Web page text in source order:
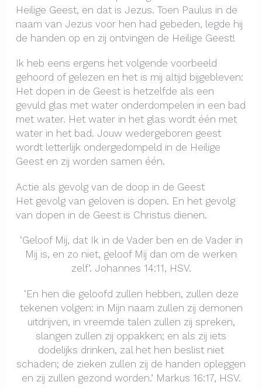
Heilige Geest, en dat is Jezus. Toen Paulus in de
naam van Jezus voor hen had gebeden, legde hij
de handen op en zij ontvingen de Heilige Geest!
Ik heb eens ergens het volgende voorbeeld
gehoord of gelezen en het is mij altijd bijgebleven:
Het dopen in de Geest is hetzelfde als een
gevuld glas met water onderdompelen in een bad
met water. Het water in het glas wordt één met
water in het bad. Jouw wedergeboren geest
wordt letterlijk ondergedompeld in de Heilige
Geest en zij worden samen één.
Actie als gevolg van de doop in de Geest
Het gevolg van geloven is dopen. En het gevolg
van dopen in de Geest is Christus dienen.
‘Geloof Mij, dat Ik in de Vader ben en de Vader in
Mij is, en zo niet, geloof Mij dan om de werken
zelf’. Johannes 14:11, HSV.
‘En hen die geloofd zullen hebben, zullen deze
tekenen volgen: in Mijn naam zullen zij demonen
uitdrijven, in vreemde talen zullen zij spreken,
slangen zullen zij oppakken; en als zij iets
dodelijks drinken, zal het hen beslist niet
schaden; de zieken zullen zij de handen opleggen
en zij zullen gezond worden.’ Markus 16:17, HSV.